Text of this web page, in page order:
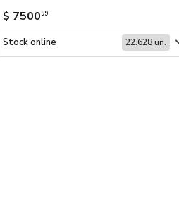
$ 750099
Stock online 22.628 un.